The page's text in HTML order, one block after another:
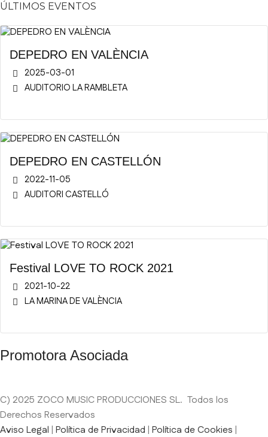
ÚLTIMOS EVENTOS
DEPEDRO EN VALÈNCIA
2025-03-01
AUDITORIO LA RAMBLETA
DEPEDRO EN CASTELLÓN
2022-11-05
AUDITORI CASTELLÓ
Festival LOVE TO ROCK 2021
2021-10-22
LA MARINA DE VALÈNCIA
Promotora Asociada
C) 2025 ZOCO MUSIC PRODUCCIONES SL. Todos los
Derechos Reservados
Aviso Legal | Política de Privacidad | Política de Cookies |